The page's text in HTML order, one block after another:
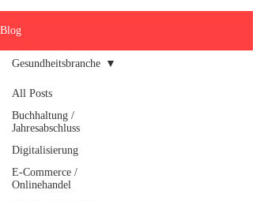
Blog
All Posts
Buchhaltung /
Jahresabschluss
Digitalisierung
E-Commerce /
Onlinehandel
Gesundheitsbranche